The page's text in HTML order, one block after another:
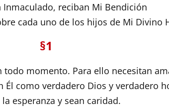
Inmaculado, reciban Mi Bendición
cada uno de los hijos de Mi Divino
§1
todo momento. Para ello necesitan
Él como verdadero Dios y verdadero
esperanza y sean caridad.